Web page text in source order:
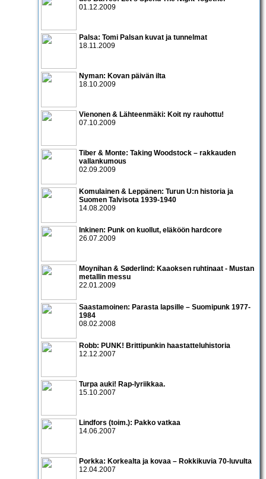
01.12.2009
Palsa: Tomi Palsan kuvat ja tunnelmat
18.11.2009
Nyman: Kovan päivän ilta
18.10.2009
Vienonen & Lähteenmäki: Koit ny rauhottu!
07.10.2009
Tiber & Monte: Taking Woodstock – rakkauden
vallankumous
02.09.2009
Komulainen & Leppänen: Turun U:n historia ja
Suomen Talvisota 1939-1940
14.08.2009
Inkinen: Punk on kuollut, eläköön hardcore
26.07.2009
Moynihan & Søderlind: Kaaoksen ruhtinaat - Mustan
metallin messu
22.01.2009
Saastamoinen: Parasta lapsille – Suomipunk 1977-
1984
08.02.2008
Robb: PUNK! Brittipunkin haastatteluhistoria
12.12.2007
Turpa auki! Rap-lyriikkaa.
15.10.2007
Lindfors (toim.): Pakko vatkaa
14.06.2007
Porkka: Korkealta ja kovaa – Rokkikuvia 70-luvulta
12.04.2007